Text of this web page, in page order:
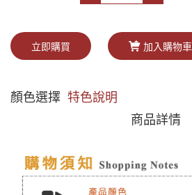
立即購買 加入購物車
顏色選擇 特色說明
商品詳情